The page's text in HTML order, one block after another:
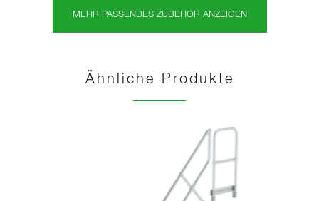
MEHR PASSENDES ZUBEHÖR ANZEIGEN
Ähnliche Produkte